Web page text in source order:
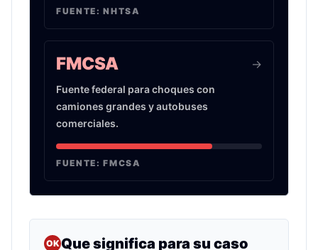
FUENTE:NHTSA
FMCSA
Fuente federal para choques con
camiones grandes y autobuses
comerciales.
->
FUENTE:FMCSA
OKQue significa para su caso